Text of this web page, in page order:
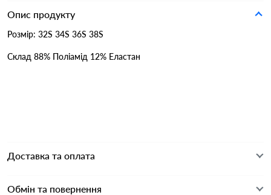
Опис продукту
Розмір: 32S 34S 36S 38S
Склад 88% Поліамід 12% Еластан
Доставка та оплата
Обмін та повернення